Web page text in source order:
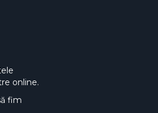
online.
fim